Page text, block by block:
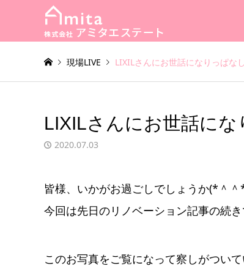
現場LIVE LIXILさんにお世話になりっぱな
LIXILさんにお世話に
2020.07.03
皆様、いかがお過ごしでしょうか(*＾
今回は先日のリノベーション記事の続き
このお写真をご覧になって察しがつい